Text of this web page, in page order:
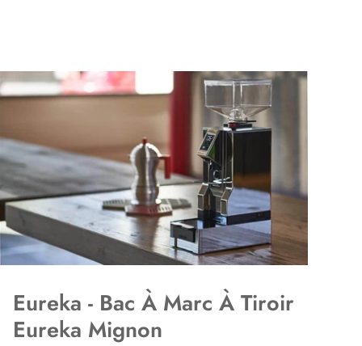
Eureka - Bac À Marc À Tiroir
Eureka Mignon